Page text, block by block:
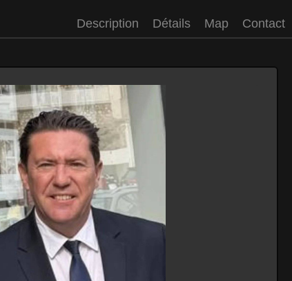
Description Détails Map Contact